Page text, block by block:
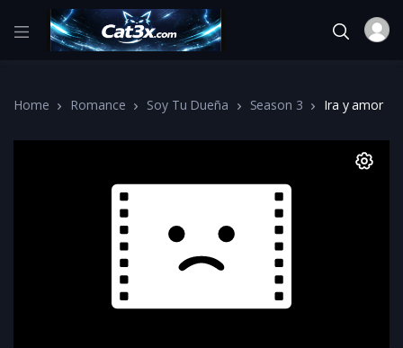
Home Romance Soy Tu Dueña Season 3 Ira y amor